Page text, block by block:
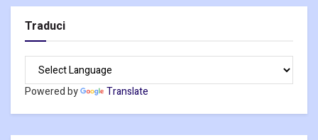
Traduci
Powered by Translate